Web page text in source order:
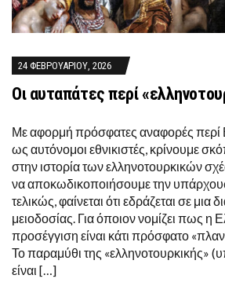
24 ΦΕΒΡΟΥΑΡΊΟΥ, 2026
Οι αυταπάτες περί
Με αφορμή πρόσφατες αναφορές περί
ως αυτόνομοι εθνικιστές, κρίνουμε
στην ιστορία των ελληνοτουρκικών
να αποκωδικοποιήσουμε την
τελικώς, φαίνεται ότι εδράζεται σε μια
μειοδοσίας. Για όποιον νομίζει πως η
προσέγγιση είναι κάτι πρόσφατο
Το παραμύθι της «ελληνοτουρκικής»
είναι […]